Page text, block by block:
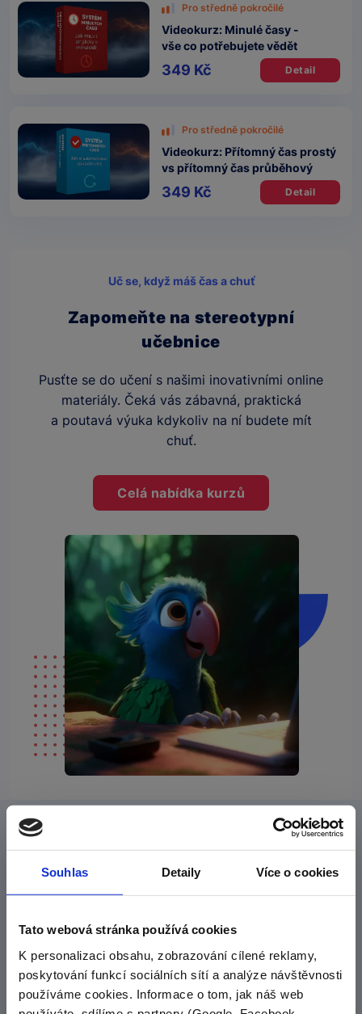
Souhlas Detaily Více o cookies
Tato webová stránka používá cookies
K personalizaci obsahu, zobrazování cílené reklamy,
poskytování funkcí sociálních sítí a analýze návštěvnosti
používáme cookies. Informace o tom, jak náš web
Pro středně pokročilé
Videokurz: Minulé časy -
vše co potřebujete vědět
349 Kč Detail
Pro středně pokročilé
Videokurz: Přítomný čas prostý
vs přítomný čas průběhový
349 Kč Detail
Uč se, když máš čas a chuť
Zapomeňte na stereotypní
učebnice
Pusťte se do učení s našimi inovativními online
materiály. Čeká vás zábavná, praktická
a poutavá výuka kdykoliv na ní budete mít
chuť.
Celá nabídka kurzů
Cílem našich online kurzů je tě zabavit
a posunout vpřed
Naším hlavním cílem je vám poskytnout materiály, které
vás pobaví, něco vás naučí a do kterých se nebudete
muset nutit. Takové materiály, které si rádi otevřete
a dáte jim večer přednost před Instagramem nebo